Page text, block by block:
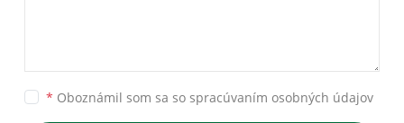
* Oboznámil som sa so spracúvaním osobných údajov